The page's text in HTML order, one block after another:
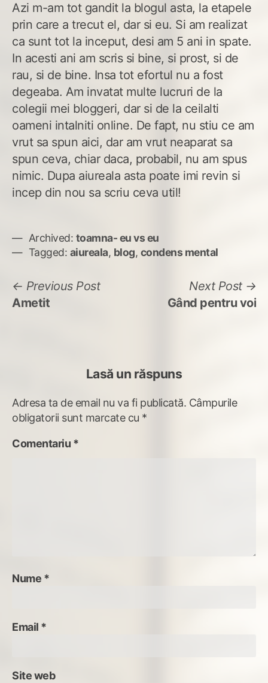
Azi m-am tot gandit la blogul asta, la etapele
prin care a trecut el, dar si eu. Si am realizat
ca sunt tot la inceput, desi am 5 ani in spate.
In acesti ani am scris si bine, si prost, si de
rau, si de bine. Insa tot efortul nu a fost
degeaba. Am invatat multe lucruri de la
colegii mei bloggeri, dar si de la ceilalti
oameni intalniti online. De fapt, nu stiu ce am
vrut sa spun aici, dar am vrut neaparat sa
spun ceva, chiar daca, probabil, nu am spus
nimic. Dupa aiureala asta poate imi revin si
incep din nou sa scriu ceva util!
Archived: toamna- eu vs eu
Tagged: aiureala, blog, condens mental
Navigare
în
Previous PostPrevious
Ametit
Next Post
Gând pentru voi
Lasă un răspuns
Adresa ta de email nu va fi publicată. Câmpurile
obligatorii sunt marcate cu *
Comentariu *
Nume *
Email *
Site web